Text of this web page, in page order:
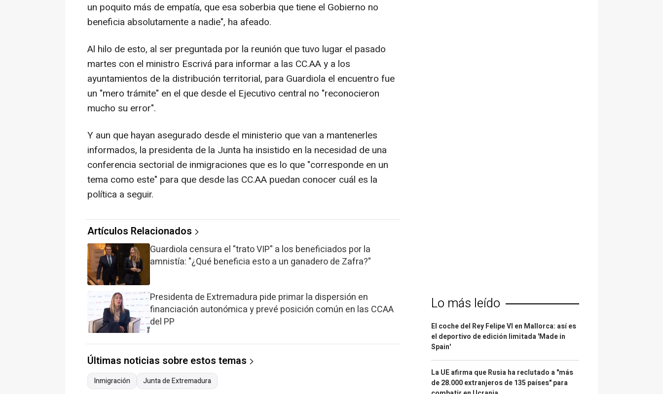
un poquito más de empatía, que esa soberbia que tiene el Gobierno no
beneficia absolutamente a nadie", ha afeado.
Al hilo de esto, al ser preguntada por la reunión que tuvo lugar el pasado
martes con el ministro Escrivá para informar a las CC.AA y a los
ayuntamientos de la distribución territorial, para Guardiola el encuentro fue
un "mero trámite" en el que desde el Ejecutivo central no "reconocieron
mucho su error".
Y aun que hayan asegurado desde el ministerio que van a mantenerles
informados, la presidenta de la Junta ha insistido en la necesidad de una
conferencia sectorial de inmigraciones que es lo que "corresponde en un
tema como este" para que desde las CC.AA puedan conocer cuál es la
política a seguir.
Artículos Relacionados
Guardiola censura el "trato VIP" a los beneficiados por la
amnistía: "¿Qué beneficia esto a un ganadero de Zafra?"
Presidenta de Extremadura pide primar la dispersión en
financiación autonómica y prevé posición común en las CCAA
del PP
Últimas noticias sobre estos temas
Inmigración Junta de Extremadura
Lo más leído
El coche del Rey Felipe VI en Mallorca: así es
el deportivo de edición limitada 'Made in
Spain'
La UE afirma que Rusia ha reclutado a "más
de 28.000 extranjeros de 135 países" para